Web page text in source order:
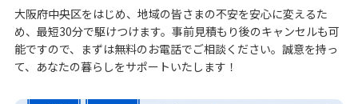
大阪府中央区をはじめ、地域の皆さまの不安を安心に変えるた
め、最短30分で駆けつけます。事前見積もり後のキャンセルも可
能ですので、まずは無料のお電話でご相談ください。誠意を持っ
て、あなたの暮らしをサポートいたします！